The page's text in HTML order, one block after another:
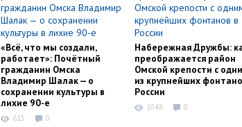
«Всё, что мы создали,
работает»: Почётный
гражданин Омска
Владимир Шалак — о
сохранении культуры в
лихие 90-е
615 0
Набережная Дружбы:
преображается район
Омской крепости с
из крупнейших
России
1048 0